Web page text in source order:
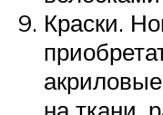
Краски.